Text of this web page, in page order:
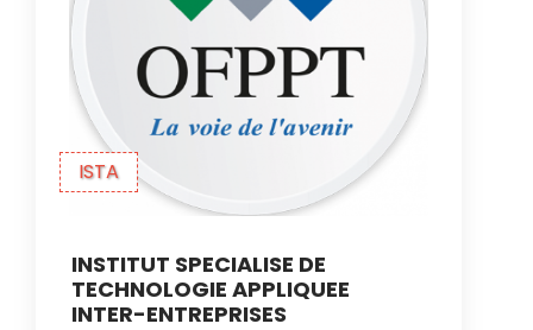
ISTA
INSTITUT SPECIALISE DE
TECHNOLOGIE APPLIQUEE
INTER-ENTREPRISES